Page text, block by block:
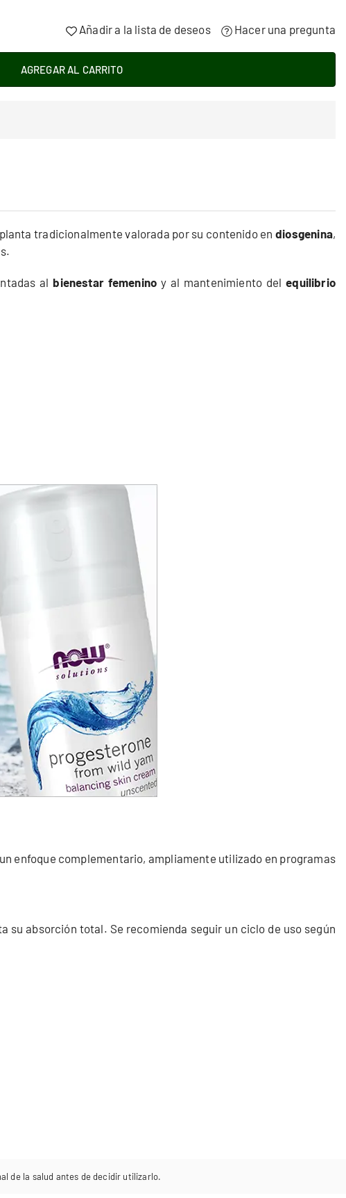
Añadir a la lista de deseos Hacer una pregunta
AGREGAR AL CARRITO
tradicionalmente valorada por su contenido endiosgenina,
al bienestar femenino y al mantenimiento delequilibrio
enfoque complementario, ampliamente utilizado en programas
su absorción total. Se recomienda seguir un ciclo de uso según
de la salud antes de decidir utilizarlo.